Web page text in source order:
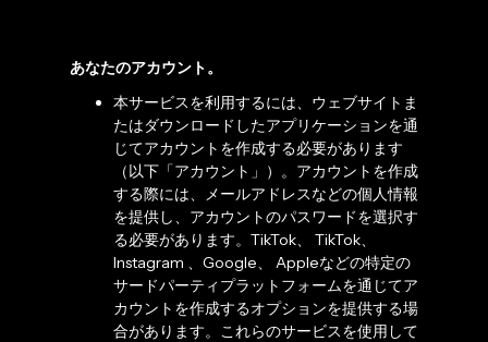
あなたのアカウント。
本サービスを利用するには、ウェブサイトま
たはダウンロードしたアプリケーションを通
じてアカウントを作成する必要があります
（以下「アカウント」）。アカウントを作成
する際には、メールアドレスなどの個人情報
を提供し、アカウントのパスワードを選択す
る必要があります。TikTok、 TikTok、
Instagram 、Google、 Appleなどの特定の
サードパーティプラットフォームを通じてア
カウントを作成するオプションを提供する場
合があります。これらのサービスを使用して